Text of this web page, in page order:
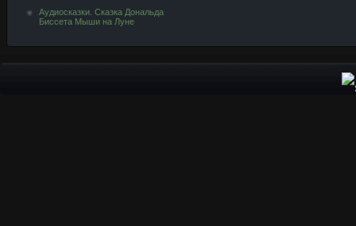
Аудиосказки. Сказка Дональда
Биссета Мыши на Луне